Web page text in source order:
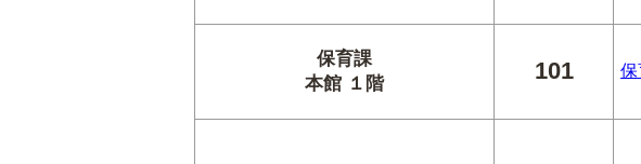
保育課
本館 １階
101 保